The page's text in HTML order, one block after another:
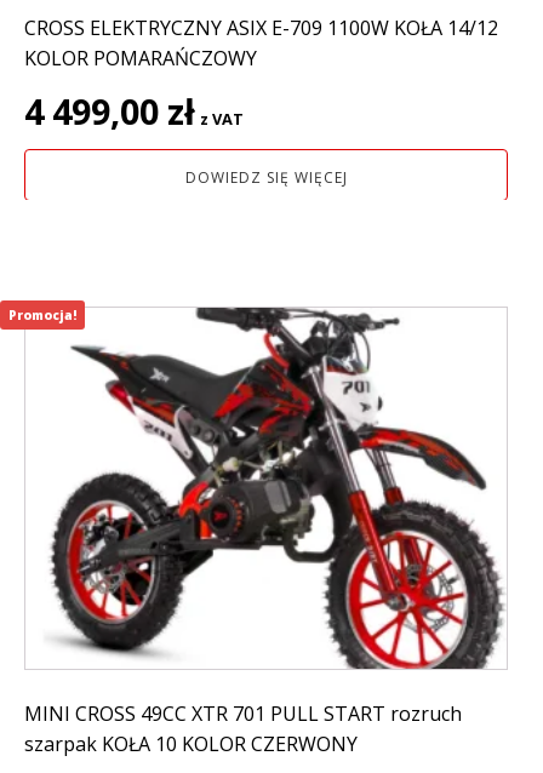
CROSS ELEKTRYCZNY ASIX E-709 1100W KOŁA 14/12
KOLOR POMARAŃCZOWY
4 499,00 zł z VAT
DOWIEDZ SIĘ WIĘCEJ
MINI CROSS 49CC XTR 701 PULL START rozruch
szarpak KOŁA 10 KOLOR CZERWONY
Promocja!